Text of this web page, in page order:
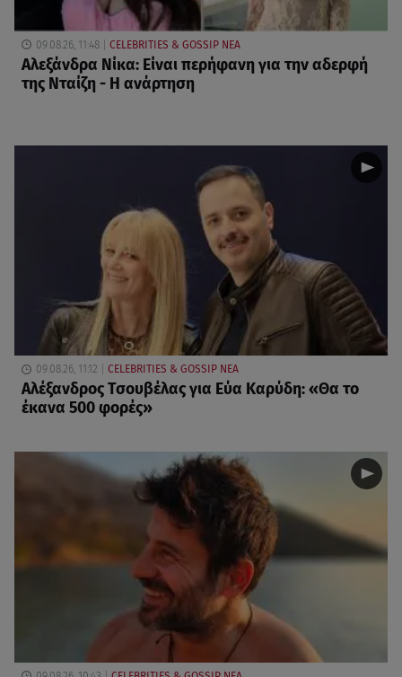
09.08.26, 11:48 CELEBRITIES & GOSSIP ΝΕΑ
Αλεξάνδρα Νίκα: Είναι περήφανη για την αδερφή
της Νταίζη - Η ανάρτηση
09.08.26, 11:12 CELEBRITIES & GOSSIP ΝΕΑ
Αλέξανδρος Τσουβέλας για Εύα Καρύδη: «Θα το
έκανα 500 φορές»